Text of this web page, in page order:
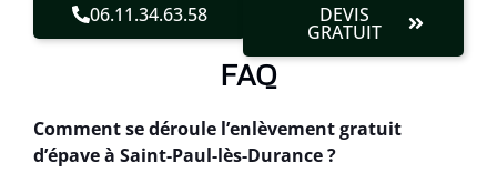
06.11.34.63.58 DEVIS
GRATUIT
FAQ
Comment se déroule l’enlèvement gratuit
d’épave à Saint-Paul-lès-Durance ?